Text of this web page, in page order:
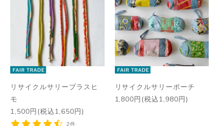
リサイクルサリーブラスヒ
モ
1,500円(税込1,650円)
2件
リサイクルサリーポーチ
1,800円(税込1,980円)